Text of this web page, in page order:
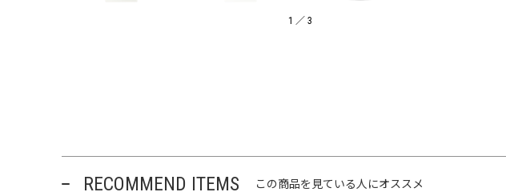
1 ／ 3
RECOMMEND ITEMS この商品を見ている人にオススメ